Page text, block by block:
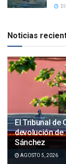
Noticias
El Tribunal de
devolución de
Sánchez
AGOSTO 5, 2026